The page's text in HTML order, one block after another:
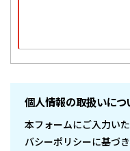
個人情報の取扱いにつ
本フォームにご入力い
バシーポリシーに基づ